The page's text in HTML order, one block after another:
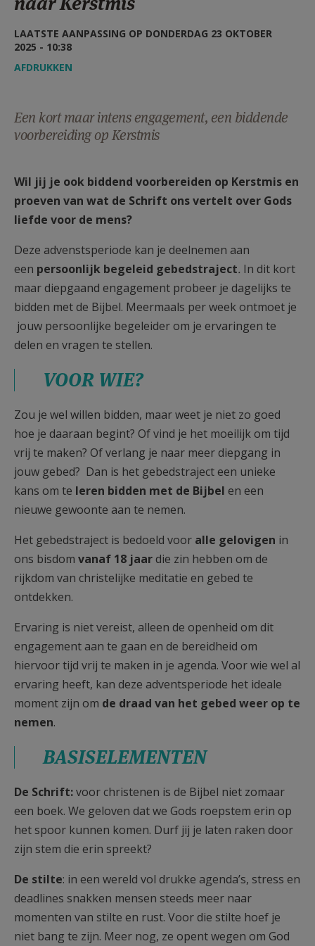
AANMELDEN OF REGISTREREN
LAATSTE AANPASSING OP DONDERDAG 23 OKTOBER
2025 - 10:38
AFDRUKKEN
Een kort maar intens engagement, een biddende
voorbereiding op Kerstmis
Wil jij je ook biddend voorbereiden op Kerstmis en
proeven van wat de Schrift ons vertelt over Gods
liefde voor de mens?
Deze advenstsperiode kan je deelnemen aan
een persoonlijk begeleid gebedstraject. In dit kort
maar diepgaand engagement probeer je dagelijks te
bidden met de Bijbel. Meermaals per week ontmoet je
jouw persoonlijke begeleider om je ervaringen te
delen en vragen te stellen.
VOOR WIE?
Zou je wel willen bidden, maar weet je niet zo goed
hoe je daaraan begint? Of vind je het moeilijk om tijd
vrij te maken? Of verlang je naar meer diepgang in
jouw gebed? Dan is het gebedstraject een unieke
kans om te leren bidden met de Bijbel en een
nieuwe gewoonte aan te nemen.
Het gebedstraject is bedoeld voor alle gelovigen in
ons bisdom vanaf 18 jaardie zin hebben om de
rijkdom van christelijke meditatie en gebed te
ontdekken.
Ervaring is niet vereist, alleen de openheid om dit
engagement aan te gaan en de bereidheid om
hiervoor tijd vrij te maken in je agenda. Voor wie wel al
ervaring heeft, kan deze adventsperiode het ideale
moment zijn om de draad van het gebed weer op te
nemen.
BASISELEMENTEN
De Schrift:voor christenen is de Bijbel niet zomaar
een boek. We geloven dat we Gods roepstem erin op
het spoor kunnen komen. Durf jij je laten raken door
zijn stem die erin spreekt?
De stilte: in een wereld vol drukke agenda’s, stress en
deadlines snakken mensen steeds meer naar
momenten van stilte en rust. Voor die stilte hoef je
niet bang te zijn. Meer nog, ze opent wegen om God